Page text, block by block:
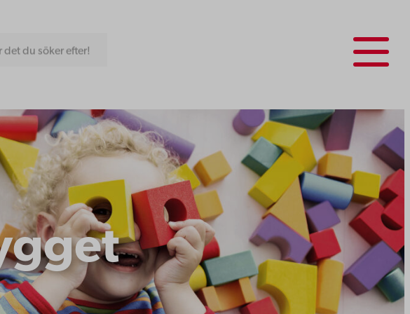
det du söker efter!
Menu